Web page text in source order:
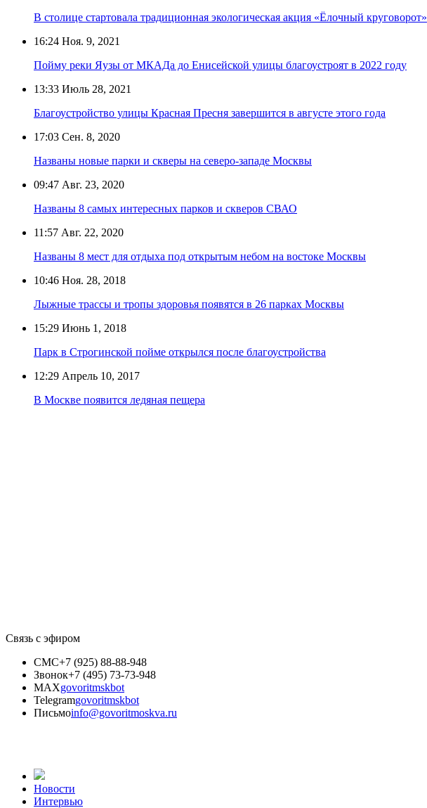
В столице стартовала традиционная экологическая акция «Ёлочный круговорот»
16:24 Ноя. 9, 2021
Пойму реки Яузы от МКАДа до Енисейской улицы благоустроят в 2022 году
13:33 Июль 28, 2021
Благоустройство улицы Красная Пресня завершится в августе этого года
17:03 Сен. 8, 2020
Названы новые парки и скверы на северо-западе Москвы
09:47 Авг. 23, 2020
Названы 8 самых интересных парков и скверов СВАО
11:57 Авг. 22, 2020
Названы 8 мест для отдыха под открытым небом на востоке Москвы
10:46 Ноя. 28, 2018
Лыжные трассы и тропы здоровья появятся в 26 парках Москвы
15:29 Июнь 1, 2018
Парк в Строгинской пойме открылся после благоустройства
12:29 Апрель 10, 2017
В Москве появится ледяная пещера
Связь с эфиром
СМС+7 (925) 88-88-948
Звонок+7 (495) 73-73-948
MAXgovoritmskbot
Telegramgovoritmskbot
Письмоinfo@govoritmoskva.ru
Новости
Интервью